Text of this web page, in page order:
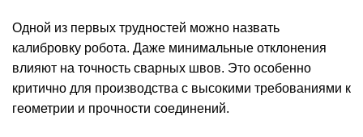
Одной из первых трудностей можно назвать
калибровку робота. Даже минимальные отклонения
влияют на точность сварных швов. Это особенно
критично для производства с высокими требованиями к
геометрии и прочности соединений.